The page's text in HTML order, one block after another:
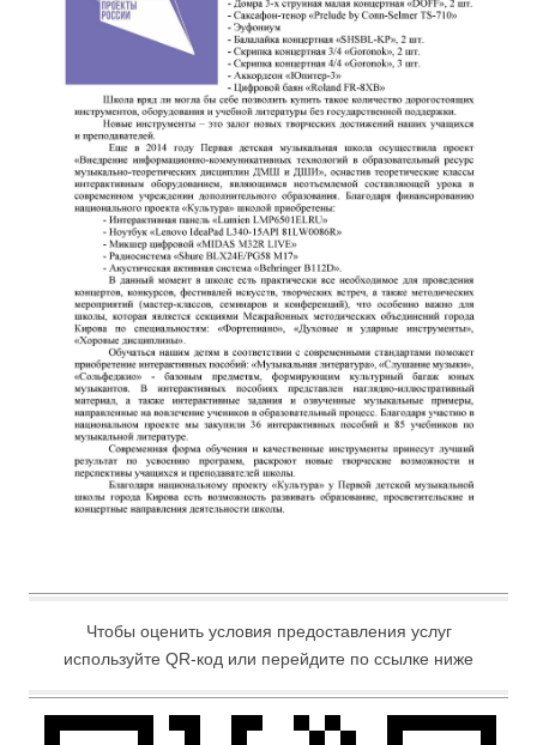
Чтобы оценить условия предоставления услуг
используйте QR-код или перейдите по ссылке ниже